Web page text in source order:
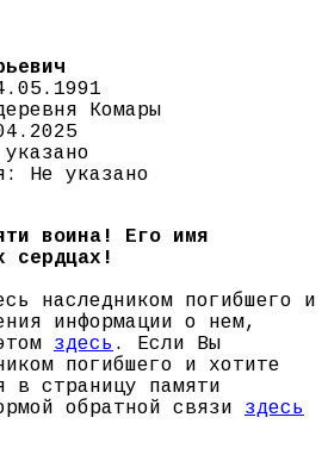
Комары
Не указано
воина! Его имя
сердцах!
наследником погибшего и
информации о нем,
здесь . Если Вы
погибшего и хотите
в страницу памяти
обратной связи здесь